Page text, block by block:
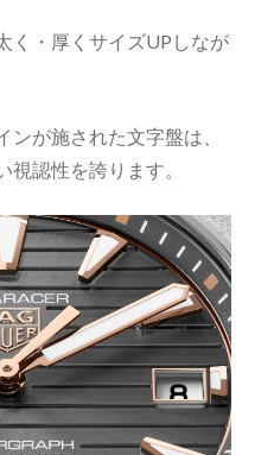
く・厚くサイズUPしなが
が施された文字盤は、
認性を誇ります。